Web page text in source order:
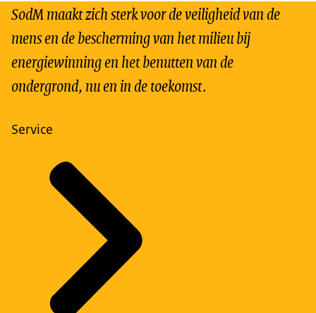
SodM maakt zich sterk voor de veiligheid van de
mens en de bescherming van het milieu bij
energiewinning en het benutten van de
ondergrond, nu en in de toekomst.
Service